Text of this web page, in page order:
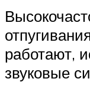
работают,
звуковые